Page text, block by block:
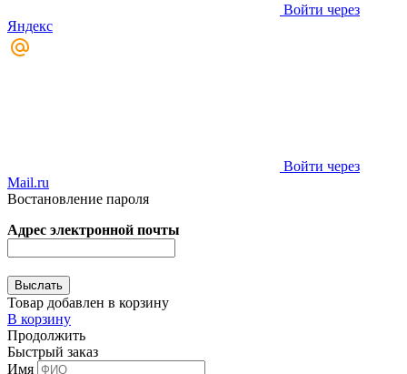
Войти через
Яндекс
Войти через
Mail.ru
Востановление пароля
Адрес электронной почты
Товар добавлен в корзину
В корзину
Продолжить
Быстрый заказ
Имя